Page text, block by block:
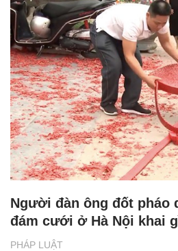
PHÁP LUẬT
Người đàn ông đốt pháo
đám cưới ở Hà Nội khai